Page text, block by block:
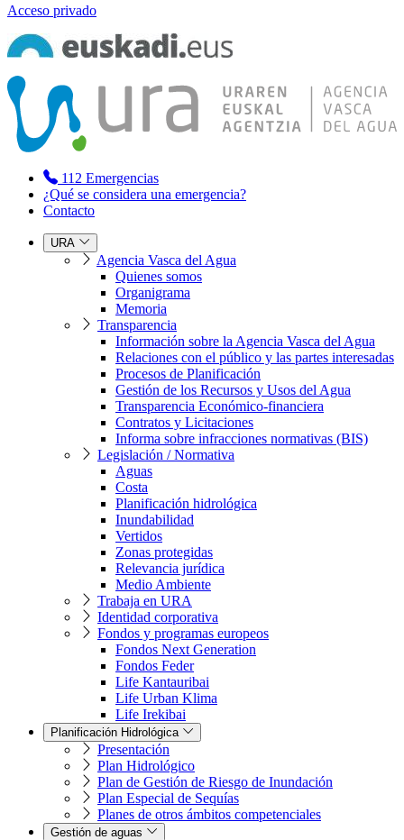
Acceso privado
112 Emergencias
¿Qué se considera una emergencia?
Contacto
URA
Agencia Vasca del Agua
Quienes somos
Organigrama
Memoria
Transparencia
Información sobre la Agencia Vasca del Agua
Relaciones con el público y las partes interesadas
Procesos de Planificación
Gestión de los Recursos y Usos del Agua
Transparencia Económico-financiera
Contratos y Licitaciones
Informa sobre infracciones normativas (BIS)
Legislación / Normativa
Aguas
Costa
Planificación hidrológica
Inundabilidad
Vertidos
Zonas protegidas
Relevancia jurídica
Medio Ambiente
Trabaja en URA
Identidad corporativa
Fondos y programas europeos
Fondos Next Generation
Fondos Feder
Life Kantauribai
Life Urban Klima
Life Irekibai
Planificación Hidrológica
Presentación
Plan Hidrológico
Plan de Gestión de Riesgo de Inundación
Plan Especial de Sequías
Planes de otros ámbitos competenciales
Gestión de aguas